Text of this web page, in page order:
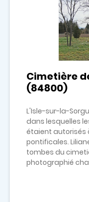
Cimetière
(84800)
L'Isle-sur-la-
dans lesquelles
étaient autorisés
pontificales.
tombes du
photographié